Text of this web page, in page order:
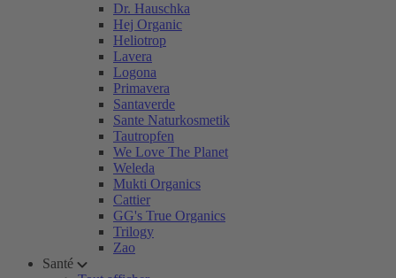
Dr. Hauschka
Hej Organic
Heliotrop
Lavera
Logona
Primavera
Santaverde
Sante Naturkosmetik
Tautropfen
We Love The Planet
Weleda
Mukti Organics
Cattier
GG's True Organics
Trilogy
Zao
Santé